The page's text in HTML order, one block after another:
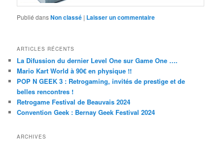
Publié dansNon classé | Laisser un commentaire
ARTICLES RÉCENTS
La Difussion du dernier Level One sur Game One ….
Mario Kart World à 90€ en physique !!
POP N GEEK 3 : Retrogaming, invités de prestige et de
belles rencontres !
Retrogame Festival de Beauvais 2024
Convention Geek : Bernay Geek Festival 2024
ARCHIVES